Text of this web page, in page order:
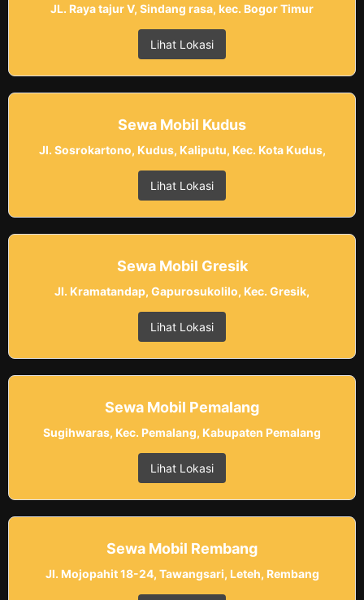
JL. Raya tajur V, Sindang rasa, kec. Bogor Timur
Lihat Lokasi
Sewa Mobil Kudus
Jl. Sosrokartono, Kudus, Kaliputu, Kec. Kota Kudus,
Lihat Lokasi
Sewa Mobil Gresik
Jl. Kramatandap, Gapurosukolilo, Kec. Gresik,
Lihat Lokasi
Sewa Mobil Pemalang
Sugihwaras, Kec. Pemalang, Kabupaten Pemalang
Lihat Lokasi
Sewa Mobil Rembang
Jl. Mojopahit 18-24, Tawangsari, Leteh, Rembang